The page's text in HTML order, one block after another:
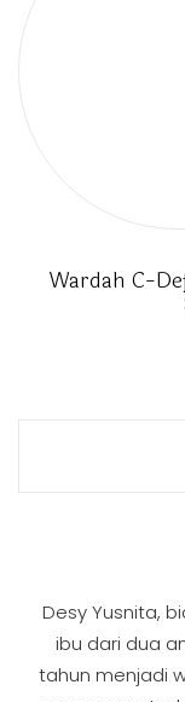
Wardah C-
Desy Yusnita,
ibu dari dua
tahun menjadi